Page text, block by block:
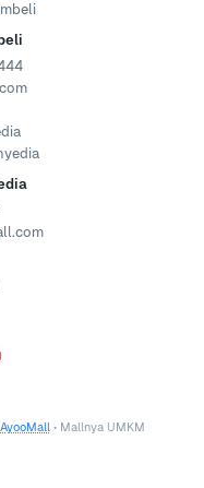
AyooMall • Mallnya UMKM